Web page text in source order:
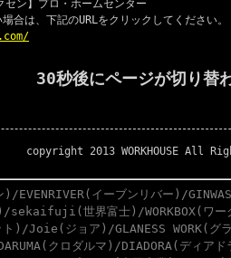
ン】プロ・ホームセンター
合は、下記のURLをクリックしてください。
30秒後にページが切り替
copyright 2013 WORKHOUSE All
ン)/EVENRIVER(イーブンリバー)/
sekaifuji(世界富士)/WORKBOX(ワ
)/Joie(ジョア)/GLANESS WORK(グ
クロダルマ)/DIADORA(ディ